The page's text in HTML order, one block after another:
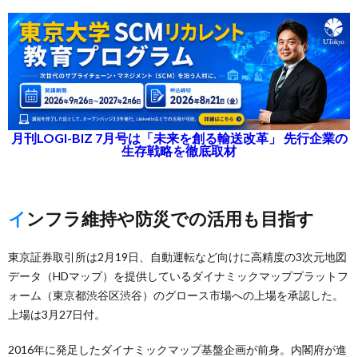
月刊LOGI-BIZ 7月号は「未来を創る輸送改革」 先行企業の
生存戦略を徹底取材
インフラ維持や防災での活用も目指す
東京証券取引所は2月19日、自動運転など向けに高精度の3次元地図
データ（HDマップ）を提供しているダイナミックマッププラットフ
ォーム（東京都渋谷区渋谷）のグロース市場への上場を承認した。
上場は3月27日付。
2016年に発足したダイナミックマップ基盤企画が前身。内閣府が進